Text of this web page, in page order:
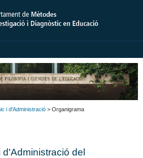
i d'Administració > Organigrama
del